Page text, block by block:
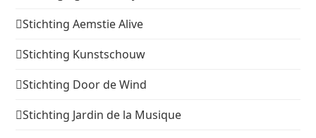
Stichting Aemstie Alive
Stichting Kunstschouw
Stichting Door de Wind
Stichting Jardin de la Musique